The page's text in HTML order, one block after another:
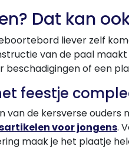
Dat kan
liever zelf
van de paal
beschadigingen of een
feestje
van de kersverse ouders
voor jongens.
maak je het plaatje